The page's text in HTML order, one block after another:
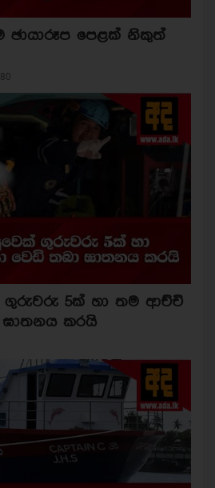
ඡායාරූප පෙළක් නිකුත්
ගුරුවරු 5ක් හා තම ආච්චි
ඝාතනය කරයි